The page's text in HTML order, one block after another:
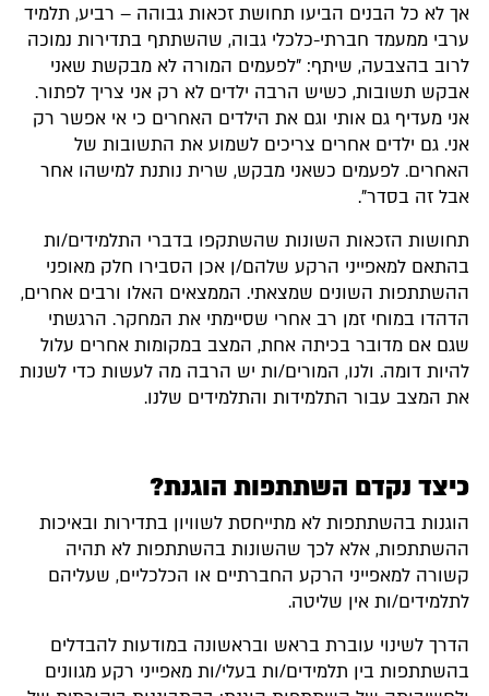
אך לא כל הבנים הביעו תחושת זכאות גבוהה – רביע, תלמיד
ערבי ממעמד חברתי-כלכלי גבוה, שהשתתף בתדירות נמוכה
לרוב בהצבעה, שיתף: "לפעמים המורה לא מבקשת שאני
אבקש תשובות, כשיש הרבה ילדים לא רק אני צריך לפתור.
אני מעדיף גם אותי וגם את הילדים האחרים כי אי אפשר רק
אני. גם ילדים אחרים צריכים לשמוע את התשובות של
האחרים. לפעמים כשאני מבקש, שרית נותנת למישהו אחר
אבל זה בסדר".
תחושות הזכאות השונות שהשתקפו בדברי התלמידים/ות
בהתאם למאפייני הרקע שלהם/ן אכן הסבירו חלק מאופני
ההשתתפות השונים שמצאתי. הממצאים האלו ורבים אחרים,
הדהדו במוחי זמן רב אחרי שסיימתי את המחקר. הרגשתי
שגם אם מדובר בכיתה אחת, המצב במקומות אחרים עלול
להיות דומה. ולנו, המורים/ות יש הרבה מה לעשות כדי לשנות
את המצב עבור התלמידות והתלמידים שלנו.
כיצד נקדם השתתפות הוגנת?
הוגנות בהשתתפות לא מתייחסת לשוויון בתדירות ובאיכות
ההשתתפות, אלא לכך שהשונות בהשתתפות לא תהיה
קשורה למאפייני הרקע החברתיים או הכלכליים, שעליהם
לתלמידים/ות אין שליטה.
הדרך לשינוי עוברת בראש ובראשונה במודעות להבדלים
בהשתתפות בין תלמידים/ות בעלי/ות מאפייני רקע מגוונים